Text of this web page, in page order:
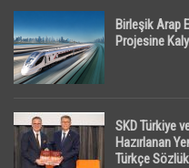
Birleşik Arap
Projesine
SKD Türkiye
Hazırlanan
Türkçe